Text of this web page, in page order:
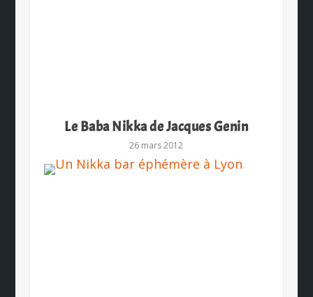
Le Baba Nikka de Jacques Genin
26 mars 2012